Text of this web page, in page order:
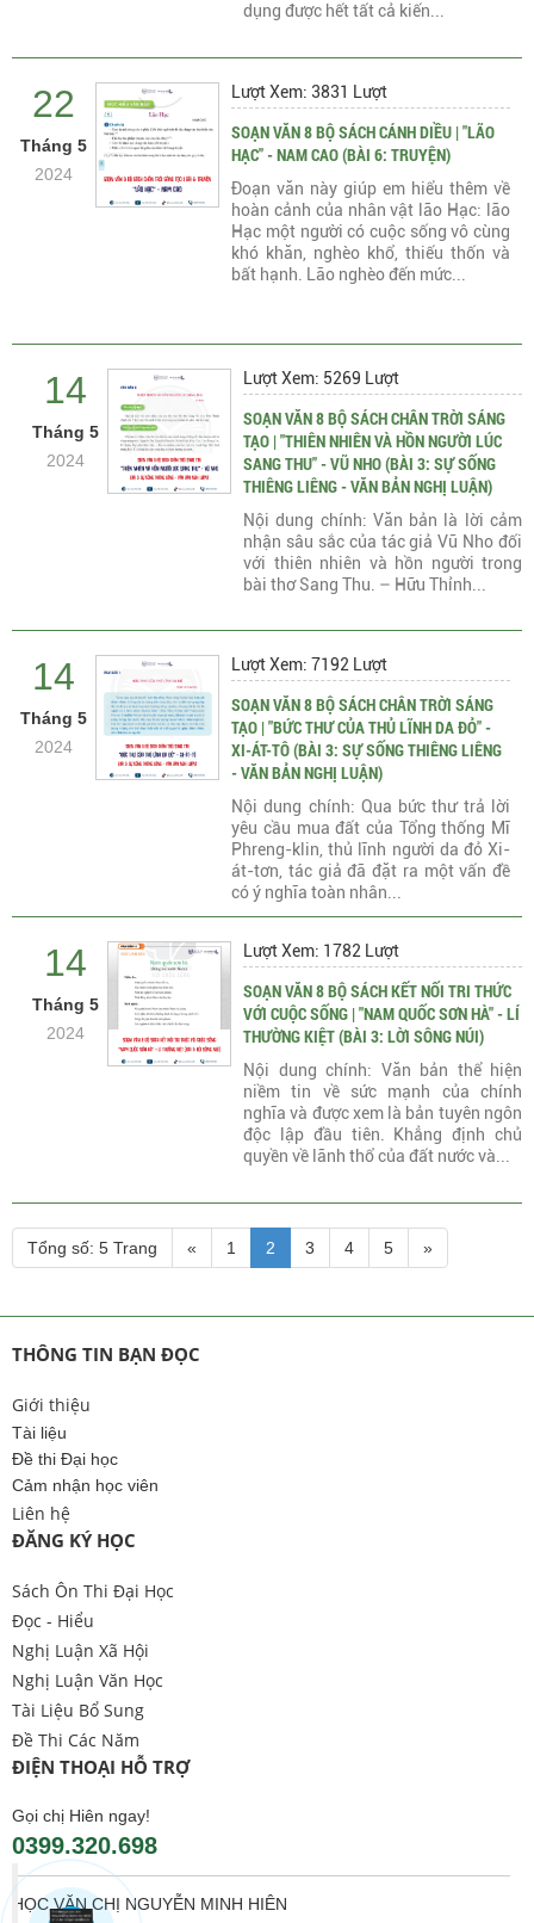
dụng được hết tất cả kiến...
22
Tháng 5
2024
Lượt Xem: 3831 Lượt
SOẠN VĂN 8 BỘ SÁCH CÁNH DIỀU | "LÃO
HẠC" - NAM CAO (BÀI 6: TRUYỆN)
Đoạn văn này giúp em hiểu thêm về
hoàn cảnh của nhân vật lão Hạc: lão
Hạc một người có cuộc sống vô cùng
khó khăn, nghèo khổ, thiếu thốn và
bất hạnh. Lão nghèo đến mức...
14
Tháng 5
2024
Lượt Xem: 5269 Lượt
SOẠN VĂN 8 BỘ SÁCH CHÂN TRỜI SÁNG
TẠO | "THIÊN NHIÊN VÀ HỒN NGƯỜI LÚC
SANG THU" - VŨ NHO (BÀI 3: SỰ SỐNG
THIÊNG LIÊNG - VĂN BẢN NGHỊ LUẬN)
Nội dung chính: Văn bản là lời cảm
nhận sâu sắc của tác giả Vũ Nho đối
với thiên nhiên và hồn người trong
bài thơ Sang Thu. – Hữu Thỉnh...
14
Tháng 5
2024
Lượt Xem: 7192 Lượt
SOẠN VĂN 8 BỘ SÁCH CHÂN TRỜI SÁNG
TẠO | "BỨC THƯ CỦA THỦ LĨNH DA ĐỎ" -
XI-ÁT-TÔ (BÀI 3: SỰ SỐNG THIÊNG LIÊNG
- VĂN BẢN NGHỊ LUẬN)
Nội dung chính: Qua bức thư trả lời
yêu cầu mua đất của Tổng thống Mĩ
Phreng-klin, thủ lĩnh người da đỏ Xi-
át-tơn, tác giả đã đặt ra một vấn đề
có ý nghĩa toàn nhân...
14
Tháng 5
2024
Lượt Xem: 1782 Lượt
SOẠN VĂN 8 BỘ SÁCH KẾT NỐI TRI THỨC
VỚI CUỘC SỐNG | "NAM QUỐC SƠN HÀ" - LÍ
THƯỜNG KIỆT (BÀI 3: LỜI SÔNG NÚI)
Nội dung chính: Văn bản thể hiện
niềm tin về sức mạnh của chính
nghĩa và được xem là bản tuyên ngôn
độc lập đầu tiên. Khẳng định chủ
quyền về lãnh thổ của đất nước và...
Tổng số: 5 Trang « 1 2 3 4 5 »
THÔNG TIN BẠN ĐỌC
Giới thiệu
Tài liệu
Đề thi Đại học
Cảm nhận học viên
Liên hệ
ĐĂNG KÝ HỌC
Sách Ôn Thi Đại Học
Đọc - Hiểu
Nghị Luận Xã Hội
Nghị Luận Văn Học
Tài Liệu Bổ Sung
Đề Thi Các Năm
ĐIỆN THOẠI HỖ TRỢ
Gọi chị Hiên ngay!
0399.320.698
HỌC VĂN CHỊ NGUYỄN MINH HIÊN